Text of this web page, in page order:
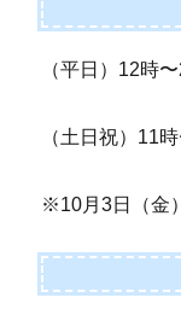
（平日）12時
（土日祝）11
※10月3日（金